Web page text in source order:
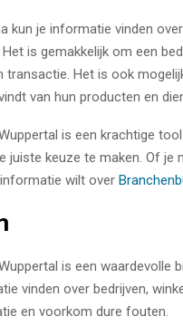
kun je informatie vinden
Het is gemakkelijk om een
transactie. Het is ook
van hun producten en
is een krachtige
juiste keuze te maken. Of
wilt over
is een waardevolle
vinden over bedrijven,
en voorkom dure fouten.